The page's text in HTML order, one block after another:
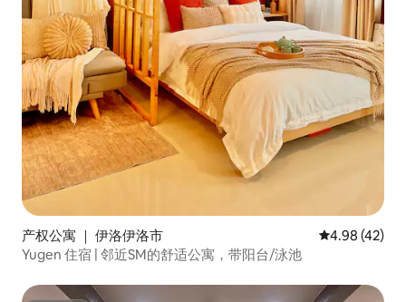
产权公寓 ｜ 伊洛伊洛市 平均评分
4.98 (42)
Yugen 住宿 | 邻近SM的舒适公寓，带阳台/泳池